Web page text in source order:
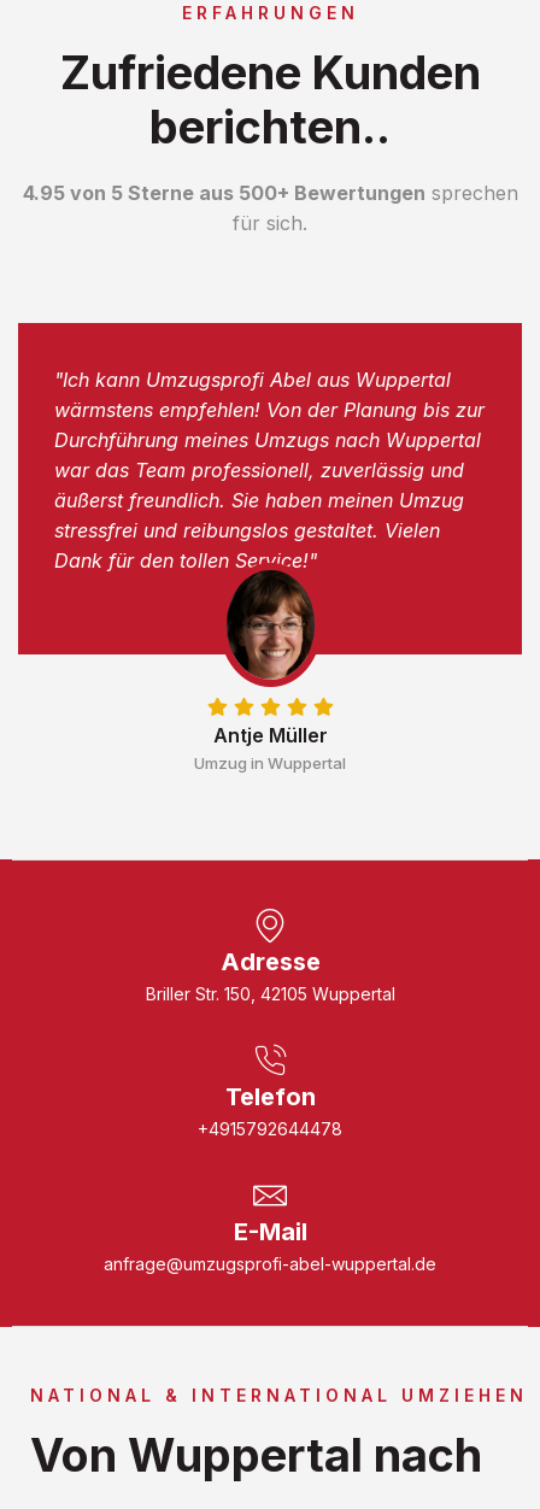
ERFAHRUNGEN
Zufriedene Kunden
berichten..
4.95 von 5 Sterne aus 500+ Bewertungen sprechen
für sich.
Antje Müller
Umzug in Wuppertal
"Ich kann Umzugsprofi Abel aus Wuppertal
wärmstens empfehlen! Von der Planung bis zur
Durchführung meines Umzugs nach Wuppertal
war das Team professionell, zuverlässig und
äußerst freundlich. Sie haben meinen Umzug
stressfrei und reibungslos gestaltet. Vielen
Dank für den tollen Service!"
Adresse
Briller Str. 150, 42105 Wuppertal
Telefon
+4915792644478
E-Mail
anfrage@umzugsprofi-abel-wuppertal.de
NATIONAL & INTERNATIONAL UMZIEHEN
Von Wuppertal nach